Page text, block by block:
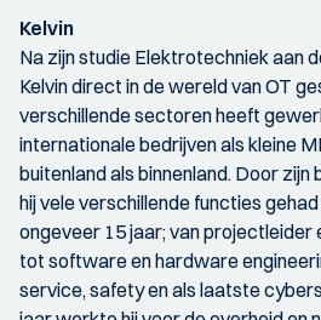
Kelvin
Na zijn studie Elektrotechniek aan
Kelvin direct in de wereld van OT
verschillende sectoren heeft
internationale bedrijven als kleine
buitenland als binnenland. Door
hij vele verschillende functies
ongeveer 15 jaar; van projectleider
tot software en hardware
service, safety en als laatste